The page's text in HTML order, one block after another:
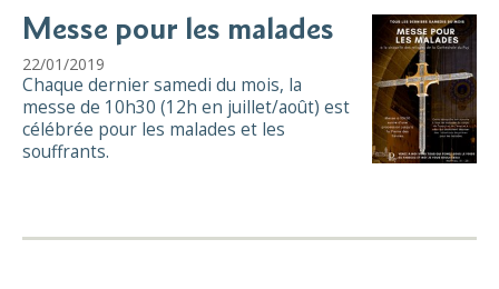
Messe pour les malades
22/01/2019
Chaque dernier samedi du mois, la
messe de 10h30 (12h en juillet/août) est
célébrée pour les malades et les
souffrants.